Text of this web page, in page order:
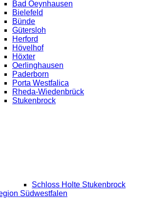
Bad Oeynhausen
Bielefeld
Bünde
Gütersloh
Herford
Hövelhof
Höxter
Oerlinghausen
Paderborn
Porta Westfalica
Rheda-Wiedenbrück
Stukenbrock
Schloss Holte Stukenbrock
Südwestfalen